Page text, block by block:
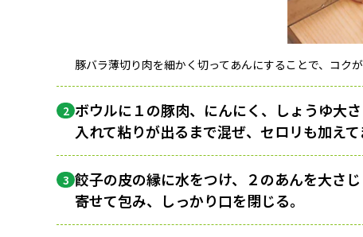
豚バラ薄切り肉を細かく切ってあんにすることで、コク
2 ボウルに１の豚肉、にんにく、しょうゆ大
入れて粘りが出るまで混ぜ、セロリも加えて
3 餃子の皮の縁に水をつけ、２のあんを大さ
寄せて包み、しっかり口を閉じる。